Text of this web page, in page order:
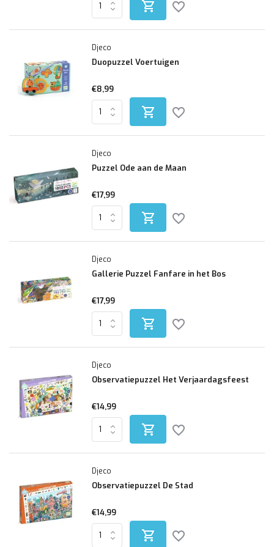
Djeco
Duopuzzel Voertuigen
€8,99
Djeco
Puzzel Ode aan de Maan
€17,99
Djeco
Gallerie Puzzel Fanfare in het Bos
€17,99
Djeco
Observatiepuzzel Het Verjaardagsfeest
€14,99
Djeco
Observatiepuzzel De Stad
€14,99